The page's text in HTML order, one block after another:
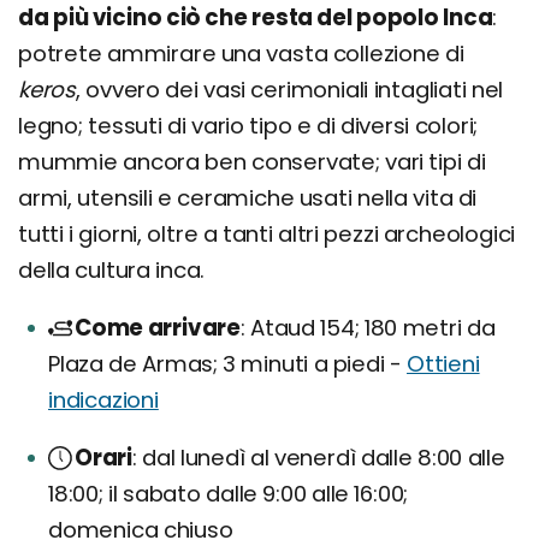
da più vicino ciò che resta del popolo Inca:
potrete ammirare una vasta collezione di
keros, ovvero dei vasi cerimoniali intagliati nel
legno; tessuti di vario tipo e di diversi colori;
mummie ancora ben conservate; vari tipi di
armi, utensili e ceramiche usati nella vita di
tutti i giorni, oltre a tanti altri pezzi archeologici
della cultura inca.
Come arrivare Ataud 154; 180 metri da
Plaza de Armas; 3 minuti a piedi - Ottieni
indicazioni
Orari dal lunedì al venerdì dalle 8:00 alle
18:00; il sabato dalle 9:00 alle 16:00;
domenica chiuso